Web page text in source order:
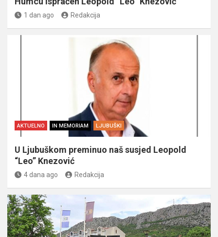
1 dan ago Redakcija
AKTUELNO IN MEMORIAM LJUBUŠKI
U Ljubuškom preminuo naš susjed Leopold
“Leo” Knezović
4 dana ago Redakcija